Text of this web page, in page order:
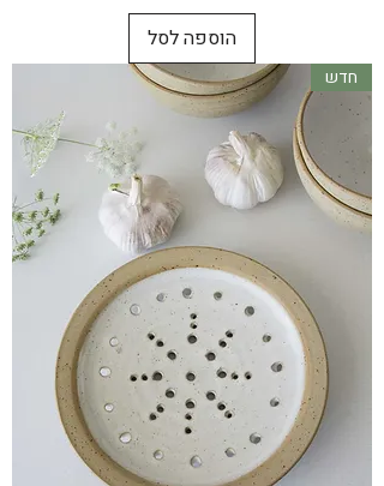
הוספה לסל
חדש